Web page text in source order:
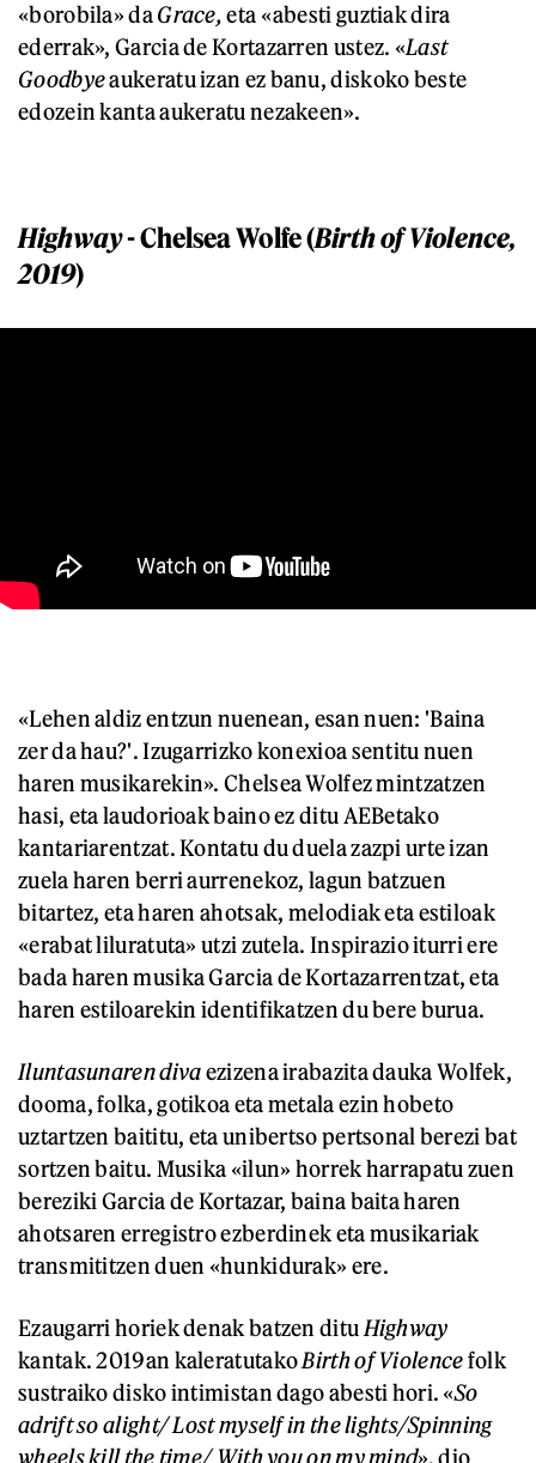
«borobila» daGrace,eta «abesti guztiak dira
ederrak», Garcia de Kortazarren ustez. «Last
Goodbyeaukeratu izan ez banu, diskoko beste
edozein kanta aukeratu nezakeen».
Highway- Chelsea Wolfe (Birth of Violence,
2019)
«Lehen aldiz entzun nuenean, esan nuen: 'Baina
zer da hau?'. Izugarrizko konexioa sentitu nuen
haren musikarekin». Chelsea Wolfez mintzatzen
hasi, eta laudorioak baino ez ditu AEBetako
kantariarentzat. Kontatu du duela zazpi urte izan
zuela haren berri aurrenekoz, lagun batzuen
bitartez, eta haren ahotsak, melodiak eta estiloak
«erabat liluratuta» utzi zutela. Inspirazio iturri ere
bada haren musika Garcia de Kortazarrentzat, eta
haren estiloarekin identifikatzen du bere burua.
Iluntasunaren divaezizena irabazita dauka Wolfek,
dooma, folka, gotikoa eta metala ezin hobeto
uztartzen baititu, eta unibertso pertsonal berezi bat
sortzen baitu. Musika «ilun» horrek harrapatu zuen
bereziki Garcia de Kortazar, baina baita haren
ahotsaren erregistro ezberdinek eta musikariak
transmititzen duen «hunkidurak» ere.
Ezaugarri horiek denak batzen ditu Highway
kantak. 2019an kaleratutakoBirth of Violencefolk
sustraiko disko intimistan dago abesti hori. «So
adrift so alight/ Lost myself in the lights/Spinning
wheels kill the time/ With you on my mind», dio